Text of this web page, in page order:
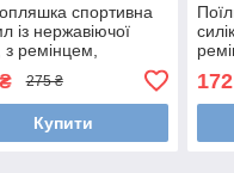
спортивна
із нержавіючої
з ремінцем,
(Пляшка для
275 ₴
Купити